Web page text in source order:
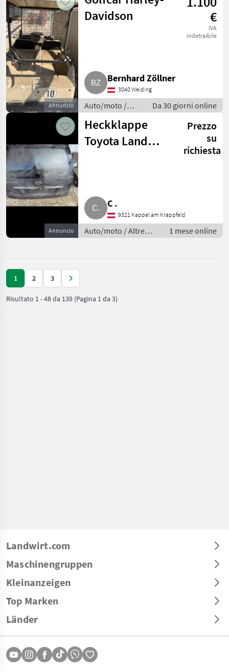
Annuncio
Davidson
€
IVA
indetraibile
Bernhard Zöllner
3040 Weiding
Auto/moto /
Altre auto e
moto
Da 30 giorni online
Annuncio
Heckklappe
Toyota Land
Prezzo
su
richiesta
C .
9321 Kappel am Krappfeld
Auto/moto / Altre
auto e moto
1 mese online
1 2 3
Risultato 1-48da 139 (Pagina 1 da 3)
Landwirt.com
Maschinengruppen
Kleinanzeigen
Top Marken
Länder